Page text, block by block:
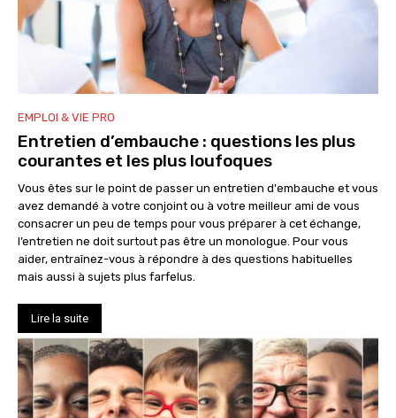
EMPLOI & VIE PRO
Entretien d’embauche : questions les plus
courantes et les plus loufoques
Vous êtes sur le point de passer un entretien d'embauche et vous
avez demandé à votre conjoint ou à votre meilleur ami de vous
consacrer un peu de temps pour vous préparer à cet échange,
l’entretien ne doit surtout pas être un monologue. Pour vous
aider, entraînez-vous à répondre à des questions habituelles
mais aussi à sujets plus farfelus.
Lire la suite